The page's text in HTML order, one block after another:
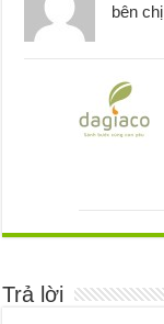
bên
Trả lời